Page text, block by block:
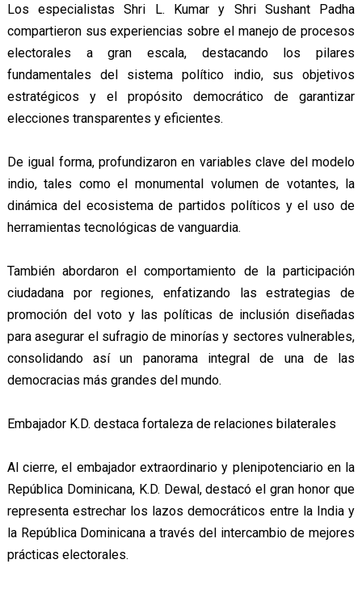
Los especialistas Shri L. Kumar y Shri Sushant Padha
compartieron sus experiencias sobre el manejo de procesos
electorales a gran escala, destacando los pilares
fundamentales del sistema político indio, sus objetivos
estratégicos y el propósito democrático de garantizar
elecciones transparentes y eficientes.
De igual forma, profundizaron en variables clave del modelo
indio, tales como el monumental volumen de votantes, la
dinámica del ecosistema de partidos políticos y el uso de
herramientas tecnológicas de vanguardia.
También abordaron el comportamiento de la participación
ciudadana por regiones, enfatizando las estrategias de
promoción del voto y las políticas de inclusión diseñadas
para asegurar el sufragio de minorías y sectores vulnerables,
consolidando así un panorama integral de una de las
democracias más grandes del mundo.
Embajador K.D. destaca fortaleza de relaciones bilaterales
Al cierre, el embajador extraordinario y plenipotenciario en la
República Dominicana, K.D. Dewal, destacó el gran honor que
representa estrechar los lazos democráticos entre la India y
la República Dominicana a través del intercambio de mejores
prácticas electorales.